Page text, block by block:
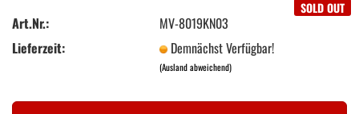
SOLD OUT
Art.Nr.:
MV-8019KN03
Lieferzeit:
Demnächst Verfügbar!
(Ausland abweichend)